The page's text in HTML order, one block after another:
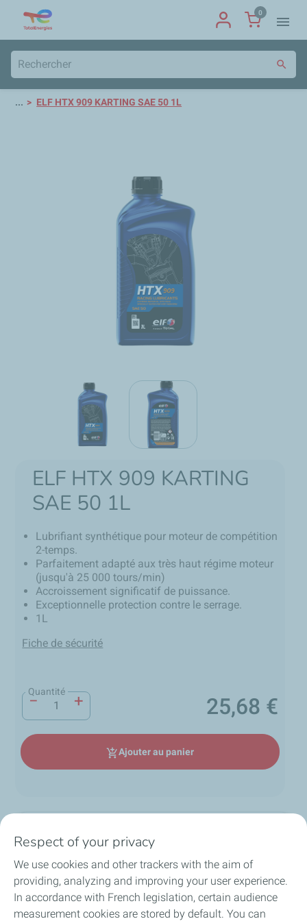
0
menu
search
... ELF HTX 909 KARTING SAE 50 1L
ELF HTX 909 KARTING
SAE 50 1L
Lubrifiant synthétique pour moteur de compétition
2-temps.
Parfaitement adapté aux très haut régime moteur
(jusqu'à 25 000 tours/min)
Accroissement significatif de puissance.
Exceptionnelle protection contre le serrage.
1L
Fiche de sécurité
Quantité
− + Prix
25,68 €
add_shopping_cartAjouter au panier
Description
Huile ELF HTX 909 Karting
ELF HTX 909 est un lubrifiant spécialement
développé pour les moteurs 2-temps de
local_shipping
group
lock
loop
Respect of your privacy
We use cookies and other trackers with the aim of
providing, analyzing and improving your user experience.
In accordance with French legislation, certain audience
measurement cookies are stored by default. You can